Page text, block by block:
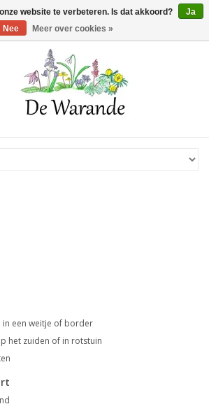
Winkelwagen >0 Artikelen - €0,00
in een weitje of border
het zuiden of in rotstuin
website te verbeteren. Is dat akkoord?
Ja
Nee
Meer over cookies »